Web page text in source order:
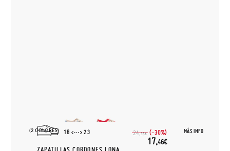
(2 COLORES) MÁS INFO
18 23 24,95€ (-30%)
17,46€